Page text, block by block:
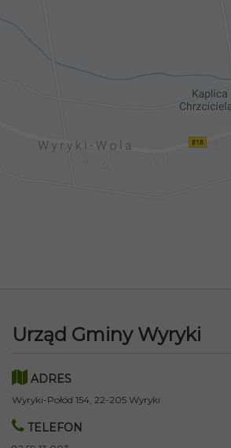
Urząd Gminy Wyryki
ADRES
Wyryki-Połód 154, 22-205 Wyryki
TELEFON